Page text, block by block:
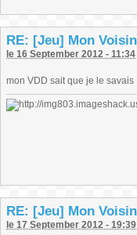
RE: [Jeu] Mon
le 16 September 2012 - 11:34
mon VDD sait que je le savais
RE: [Jeu] Mon
le 17 September 2012 - 19:39